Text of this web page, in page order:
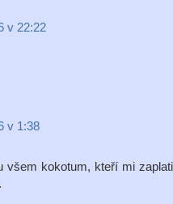
v 22:22
v 1:38
všem kokotum, kteří mi